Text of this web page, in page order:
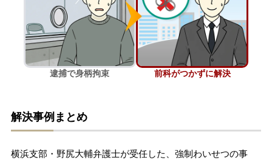
接見・面会を弁護士に依頼
刑事事件を示談で解決したい
弁護士紹介
逮捕で身柄拘束 前科がつかずに解決
解決事例まとめ
横浜支部・野尻大輔弁護士が受任した、強制わいせつの事